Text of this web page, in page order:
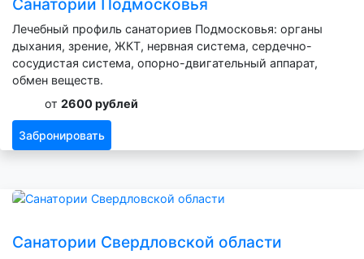
Лечебный профиль санаториев Подмосковья: органы
дыхания, зрение, ЖКТ, нервная система, сердечно-
сосудистая система, опорно-двигательный аппарат,
обмен веществ.
от 2600 рублей
Забронировать
Санатории Свердловской области